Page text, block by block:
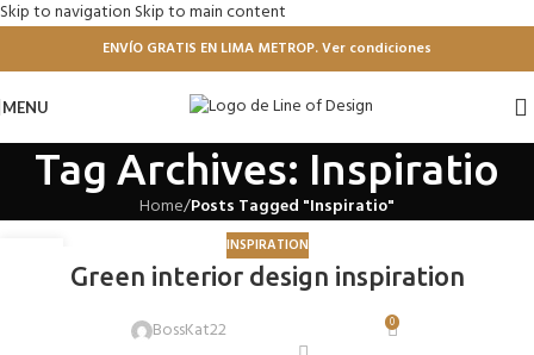
Skip to navigation Skip to main content
ENVÍO GRATIS EN LIMA METROP. Ver condiciones
MENU
Tag Archives: Inspiratio
Home/Posts Tagged "Inspiratio"
INSPIRATION
Green interior design inspiration
BossKat22 0